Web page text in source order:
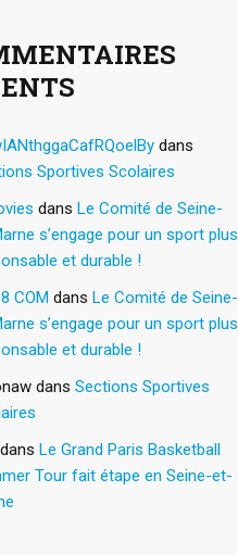
dans
Sportives Scolaires
dans Le Comité de Seine-
s’engage pour un sport plus
et durable !
COM dans Le Comité de Seine-
s’engage pour un sport plus
et durable !
dans Sections Sportives
dans Le Grand Paris Basketball
Tour fait étape en Seine-et-